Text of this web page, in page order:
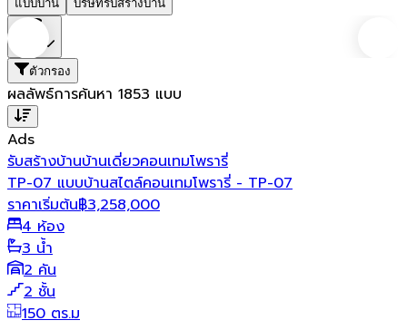
แบบบ้าน บริษัทรับสร้างบ้าน
ตัวกรอง
ผลลัพธ์การค้นหา 1853 แบบ
Ads
รับสร้างบ้านบ้านเดี่ยวคอนเทมโพรารี่
TP-07 แบบบ้านสไตล์คอนเทมโพรารี่ - TP-07
ราคาเริ่มต้น฿3,258,000
4 ห้อง
3 น้ำ
2 คัน
2 ชั้น
150 ตร.ม